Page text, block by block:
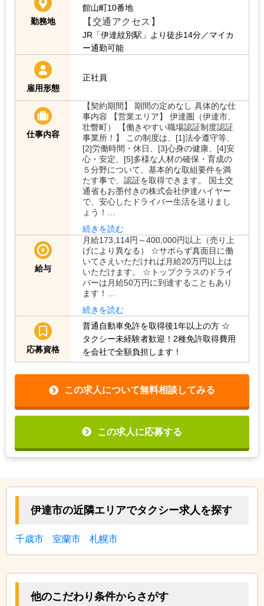
勤務地
館山町10番地
【交通アクセス】
JR「伊達紋別駅」より徒歩14分／マイカ
ー通勤可能
雇用形態
正社員
仕事内容
【契約期間】 期間の定めなし 具体的な仕
事内容 【営業エリア】 伊達圏（伊達市、
壮瞥町） 【働きやすい職場認証制度認証
事業所！】 この制度は、[1]法令遵守等、
[2]労働時間・休日、[3]心身の健康、[4]安
心・安定、[5]多様な人材の確保・育成の
５分野について、基本的な取組要件を満
たす事で、認証を取得できます。 国土交
通省もお墨付きの株式会社伊達ハイヤー
で、安心したドライバー生活を送りまし
ょう！…
続きを読む
給与
月給173,114円～400,000円以上（売り上
げにより異なる） ☆サボらず真面目に働
いてさえいただければ月給20万円以上は
いただけます。 ☆トップクラスのドライ
バーは月給50万円に到達することもあり
ます！…
続きを読む
応募資格
普通自動車免許を取得後1年以上の方 ☆
タクシー未経験者歓迎！2種免許取得費用
を会社で全額負担します！
この求人について無料相談してみる
この求人に応募する
伊達市の近隣エリアでタクシー求人を探す
千歳市 室蘭市 札幌市
他のこだわり条件からさがす